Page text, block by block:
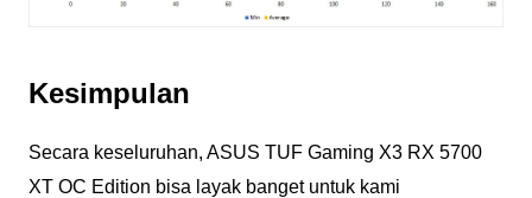
Kesimpulan
Secara keseluruhan, ASUS TUF Gaming X3 RX 5700
XT OC Edition bisa layak banget untuk kami